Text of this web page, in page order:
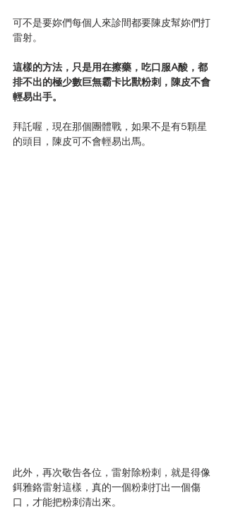
可不是要妳們每個人來診間都要陳皮幫妳們打
雷射。
這樣的方法，只是用在擦藥，吃口服A酸，都
排不出的極少數巨無霸卡比獸粉刺，陳皮不會
輕易出手。
拜託喔，現在那個團體戰，如果不是有5顆星
的頭目，陳皮可不會輕易出馬。
此外，再次敬告各位，雷射除粉刺，就是得像
鉺雅鉻雷射這樣，真的一個粉刺打出一個傷
口，才能把粉刺清出來。